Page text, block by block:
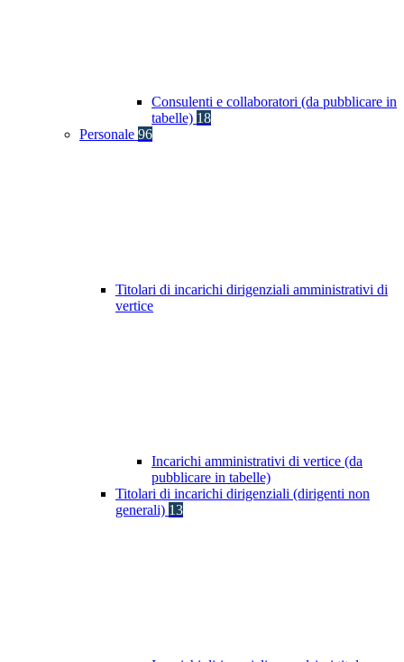
Consulenti e collaboratori (da pubblicare in
tabelle) 18
Personale 96
Titolari di incarichi dirigenziali amministrativi di
vertice
Incarichi amministrativi di vertice (da
pubblicare in tabelle)
Titolari di incarichi dirigenziali (dirigenti non
generali) 13